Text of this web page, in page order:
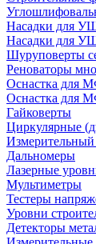
Насадки для
Насадки для
Шуруповерты
Реноваторы
Оснастка для
Оснастка для
Гайковерты
Циркулярные
Дальномеры
Лазерные
Мультиметры
Тестеры
Уровни
Детекторы